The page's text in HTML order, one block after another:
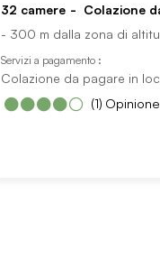
32 camere Colazione
Servizi a pagamento :
Colazione da pagare in
- 300 m dalla zona di
(1)